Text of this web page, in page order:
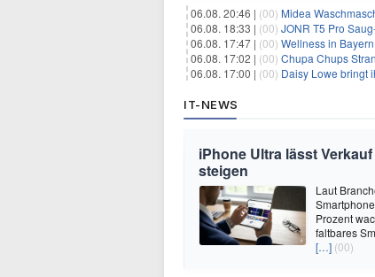
06.08. 20:46 | (00) Midea
06.08. 18:33 | (00) JONR T5 Pro
06.08. 17:47 | (00) Wellness in Bayern:
06.08. 17:02 | (00) Chupa Chups
06.08. 17:00 | (00) Daisy Lowe bringt
IT-NEWS
iPhone Ultra lässt
steigen
Laut
Prozent
faltbares
[…] (00)